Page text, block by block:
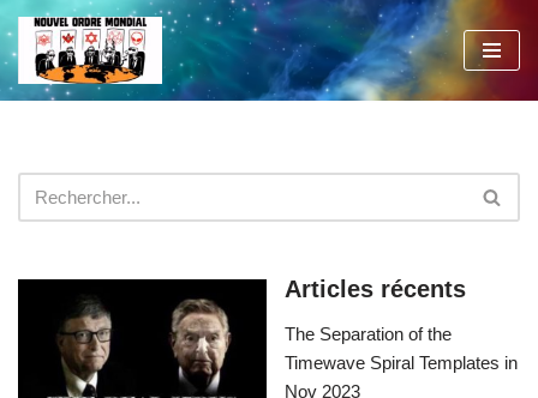
Aller
au
Articles récents
The Separation of the
Timewave Spiral Templates in
Nov 2023